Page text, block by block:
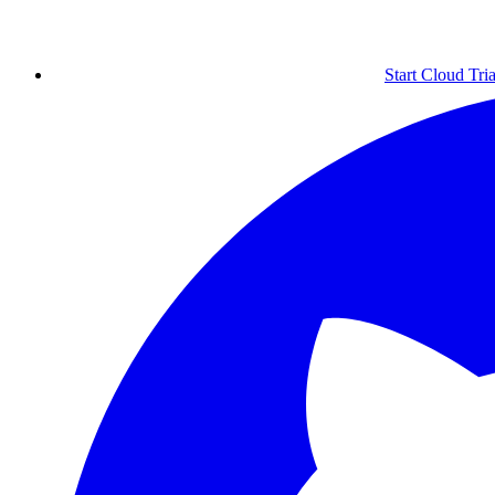
Start Cloud